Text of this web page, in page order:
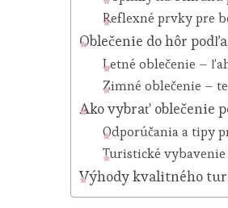
Reflexné prvky pre
Oblečenie do hôr
Letné oblečenie –
Zimné oblečenie –
Ako vybrať oblečenie
Odporúčania a tipy
Turistické
Výhody kvalitného